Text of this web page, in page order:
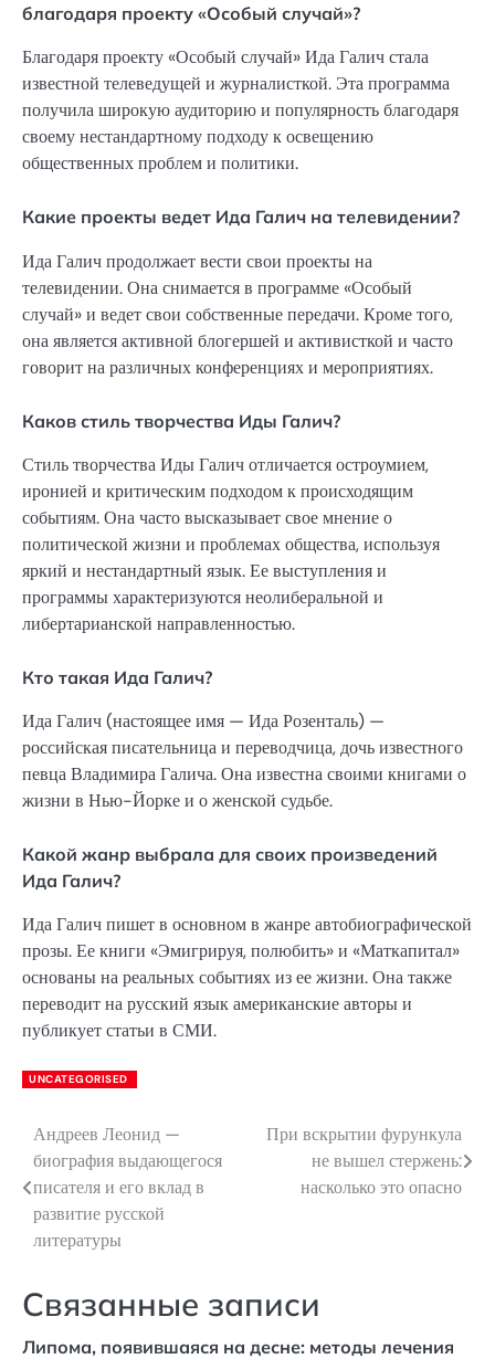
благодаря проекту «Особый случай»?
Благодаря проекту «Особый случай» Ида Галич стала
известной телеведущей и журналисткой. Эта программа
получила широкую аудиторию и популярность благодаря
своему нестандартному подходу к освещению
общественных проблем и политики.
Какие проекты ведет Ида Галич на телевидении?
Ида Галич продолжает вести свои проекты на
телевидении. Она снимается в программе «Особый
случай» и ведет свои собственные передачи. Кроме того,
она является активной блогершей и активисткой и часто
говорит на различных конференциях и мероприятиях.
Каков стиль творчества Иды Галич?
Стиль творчества Иды Галич отличается остроумием,
иронией и критическим подходом к происходящим
событиям. Она часто высказывает свое мнение о
политической жизни и проблемах общества, используя
яркий и нестандартный язык. Ее выступления и
программы характеризуются неолиберальной и
либертарианской направленностью.
Кто такая Ида Галич?
Ида Галич (настоящее имя — Ида Розенталь) —
российская писательница и переводчица, дочь известного
певца Владимира Галича. Она известна своими книгами о
жизни в Нью-Йорке и о женской судьбе.
Какой жанр выбрала для своих произведений
Ида Галич?
Ида Галич пишет в основном в жанре автобиографической
прозы. Ее книги «Эмигрируя, полюбить» и «Маткапитал»
основаны на реальных событиях из ее жизни. Она также
переводит на русский язык американские авторы и
публикует статьи в СМИ.
UNCATEGORISED
Навигация
по
записям
Андреев Леонид —
биография выдающегося
писателя и его вклад в
развитие русской
литературы
При вскрытии фурункула
не вышел стержень:
насколько это опасно
Связанные записи
Липома, появившаяся на десне: методы лечения